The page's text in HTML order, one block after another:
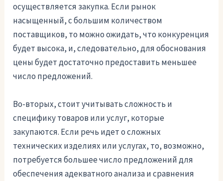
осуществляется закупка. Если рынок
насыщенный, с большим количеством
поставщиков, то можно ожидать, что конкуренция
будет высока, и, следовательно, для обоснования
цены будет достаточно предоставить меньшее
число предложений.
Во-вторых, стоит учитывать сложность и
специфику товаров или услуг, которые
закупаются. Если речь идет о сложных
технических изделиях или услугах, то, возможно,
потребуется большее число предложений для
обеспечения адекватного анализа и сравнения